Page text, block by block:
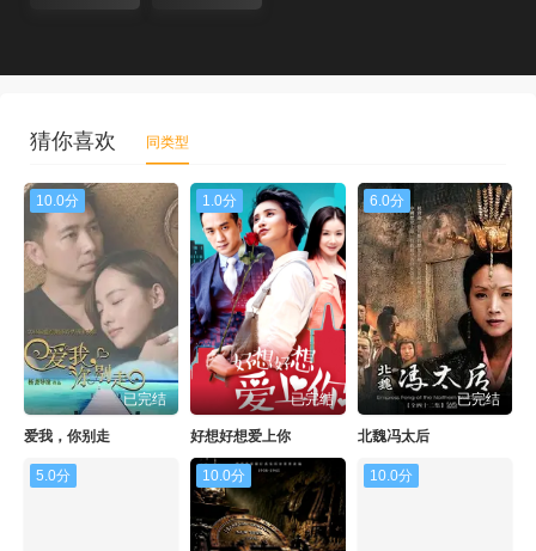
猜你喜欢 同类型
10.0分
已完结
爱我，你别走
1.0分
已完结
好想好想爱上你
6.0分
已完结
北魏冯太后
5.0分 10.0分 10.0分